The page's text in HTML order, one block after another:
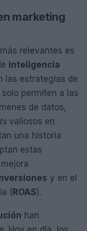
marketing
relevantes es
inteligencia
las estrategias de
permiten a las
de datos,
valiosos en
una historia
estas
y en el
(ROAS).
han